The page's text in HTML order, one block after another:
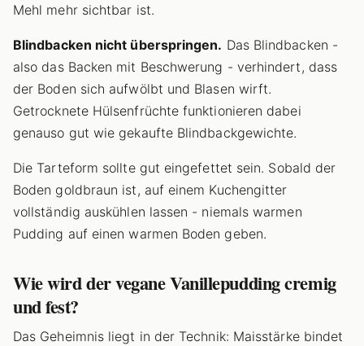
Mehl mehr sichtbar ist.
Blindbacken nicht überspringen. Das Blindbacken -
also das Backen mit Beschwerung - verhindert, dass
der Boden sich aufwölbt und Blasen wirft.
Getrocknete Hülsenfrüchte funktionieren dabei
genauso gut wie gekaufte Blindbackgewichte.
Die Tarteform sollte gut eingefettet sein. Sobald der
Boden goldbraun ist, auf einem Kuchengitter
vollständig auskühlen lassen - niemals warmen
Pudding auf einen warmen Boden geben.
Wie wird der vegane Vanillepudding cremig
und fest?
Das Geheimnis liegt in der Technik: Maisstärke bindet